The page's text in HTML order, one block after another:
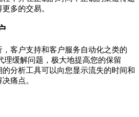
多的交易。
户支持和客户服务自动化之类的
理缓解问题，极大地提高您的保留
分析工具可以向您显示流失的时间和
痛点。